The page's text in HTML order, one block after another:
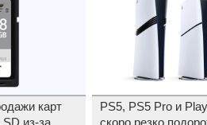
карт
из-за
PS5, PS5 Pro и
скоро резко